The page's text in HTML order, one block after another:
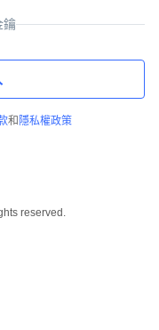
鑰
和 隱私權政策
reserved.